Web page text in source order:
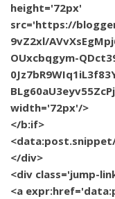
height='72px'
src='https://
9vZ2xl/
OUxcbqgym-
width='72px'/>
</b:if>
</div>
<div class='jump-
<a